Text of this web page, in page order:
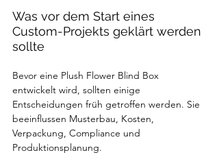
Was vor dem Start eines
Custom-Projekts geklärt werden
sollte
Bevor eine Plush Flower Blind Box
entwickelt wird, sollten einige
Entscheidungen früh getroffen werden. Sie
beeinflussen Musterbau, Kosten,
Verpackung, Compliance und
Produktionsplanung.